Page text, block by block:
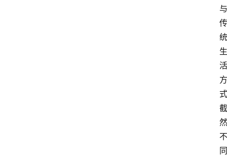
与
传
统
生
活
方
式
截
然
不
同